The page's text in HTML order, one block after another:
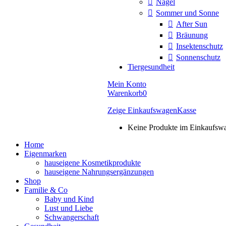
Sommer und Sonne
After Sun
Bräunung
Insektenschutz
Sonnenschutz
Tiergesundheit
Mein Konto
Warenkorb0
Zeige EinkaufswagenKasse
Keine Produkte im
Home
Eigenmarken
hauseigene Kosmetikprodukte
hauseigene Nahrungsergänzungen
Shop
Familie & Co
Baby und Kind
Lust und Liebe
Schwangerschaft